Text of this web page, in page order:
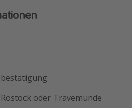
oder Travemünde